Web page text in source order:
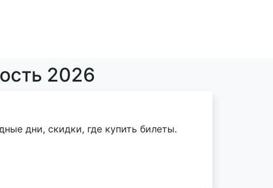
2026
дни, скидки, где купить билеты.